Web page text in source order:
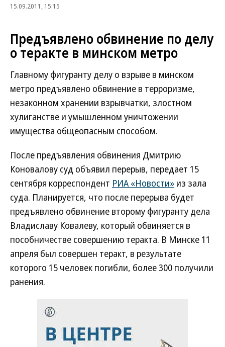
15.09.2011, 15:15
Предъявлено обвинение по делу
о теракте в минском метро
Главному фигуранту делу о взрыве в минском
метро предъявлено обвинение в терроризме,
незаконном хранении взрывчатки, злостном
хулиганстве и умышленном уничтожении
имущества общеопасным способом.
После предъявления обвинения Дмитрию
Коновалову суд объявил перерыв, передает 15
сентября корреспондент РИА «Новости» из зала
суда. Планируется, что после перерыва будет
предъявлено обвинение второму фигуранту дела
Владиславу Ковалеву, который обвиняется в
пособничестве совершению теракта. В Минске 11
апреля был совершен теракт, в результате
которого 15 человек погибли, более 300 получили
ранения.